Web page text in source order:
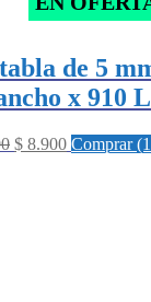
de 5
x 910
Original
$ 8.900Current
Comprar